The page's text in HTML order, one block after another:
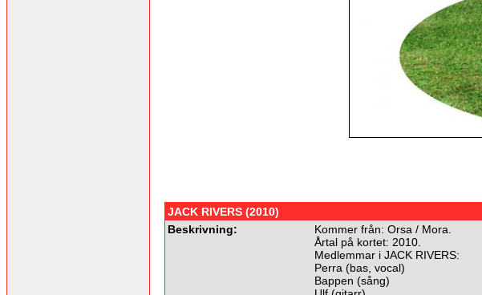
JACK RIVERS (2010)
Beskrivning:
Kommer från: Orsa / Mora.
Årtal på kortet: 2010.
Medlemmar i JACK RIVERS:
Perra (bas, vocal)
Bappen (sång)